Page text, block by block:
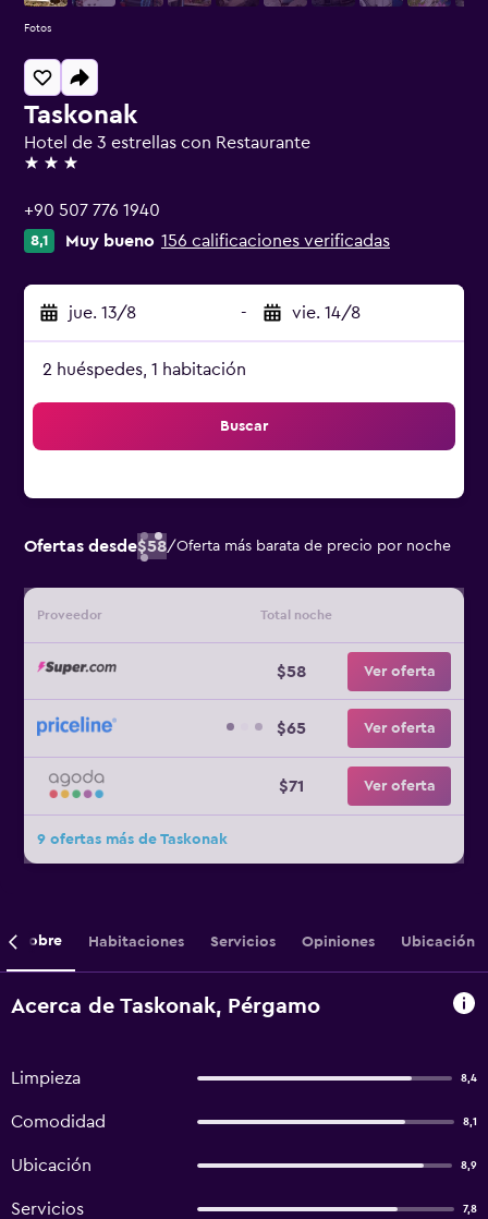
Taskonak
Hotel de 3 estrellas con Restaurante
3 estrellas
+90 507 776 1940
8,1 Muy bueno 156 calificaciones verificadas
jue. 13/8 - vie. 14/8
2 huéspedes, 1 habitación
Buscar
Ofertas desde$58/Oferta más barata de precio por noche
Proveedor Total noche
$58 Ver oferta
$65 Ver oferta
$71 Ver oferta
9 ofertas más de Taskonak
Fotos
Sobre Habitaciones Servicios Opiniones Ubicación
Acerca de Taskonak, Pérgamo
Limpieza 8,4
Comodidad 8,1
Ubicación 8,9
Servicios 7,8